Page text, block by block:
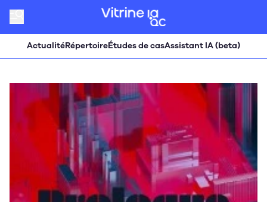
ActualitéRépertoireÉtudes de casAssistant IA (beta)